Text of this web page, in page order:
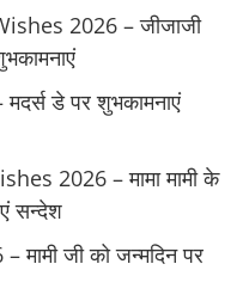
2026 – जीजाजी
डे पर शुभकामनाएं
2026 – मामा मामी के
सन्देश
जी को जन्मदिन पर